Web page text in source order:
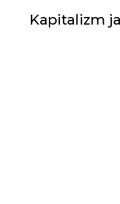
Kapitalizm